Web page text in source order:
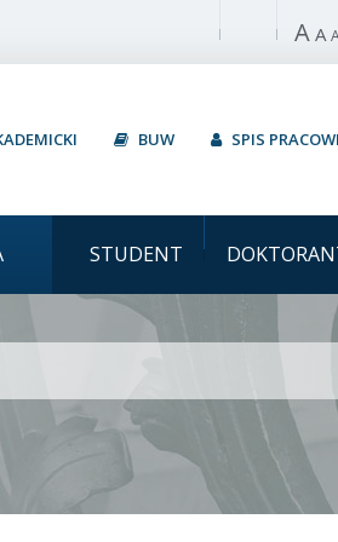
Włącz A A
BUW SPIS
STUDENT
UW dla